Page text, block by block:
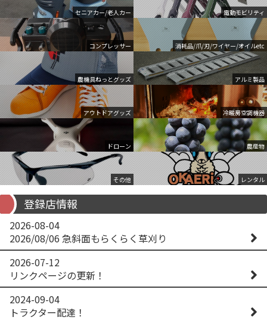
セニアカー/老人カー 電動モビリティ
コンプレッサー 消耗品/爪/刃/ワイヤー/オイルetc
農機具ねっとグッズ アルミ製品
アウトドアグッズ 冷暖房空調機器
ドローン 農産物
その他 レンタル
登録店情報
2026-08-04
2026/08/06 急斜面もらくらく草刈り
2026-07-12
リンクページの更新！
2024-09-04
トラクター配達！